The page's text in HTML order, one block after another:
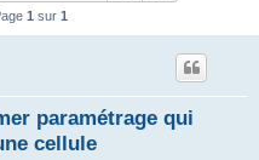
1 sur 1
paramétrage qui
cellule